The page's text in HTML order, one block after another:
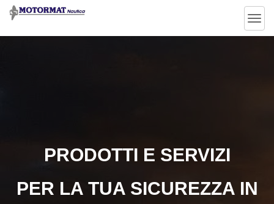
en
PRODOTTI E SERVIZI
PER LA TUA SICUREZZA IN